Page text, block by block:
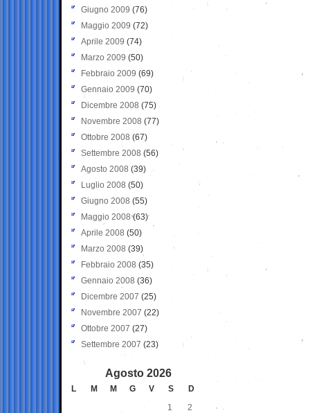
Giugno 2009 (76)
Maggio 2009 (72)
Aprile 2009 (74)
Marzo 2009 (50)
Febbraio 2009 (69)
Gennaio 2009 (70)
Dicembre 2008 (75)
Novembre 2008 (77)
Ottobre 2008 (67)
Settembre 2008 (56)
Agosto 2008 (39)
Luglio 2008 (50)
Giugno 2008 (55)
Maggio 2008(63)
Aprile 2008 (50)
Marzo 2008 (39)
Febbraio 2008 (35)
Gennaio 2008 (36)
Dicembre 2007 (25)
Novembre 2007 (22)
Ottobre 2007 (27)
Settembre 2007 (23)
Agosto 2026
L M M G V S
D
1
2